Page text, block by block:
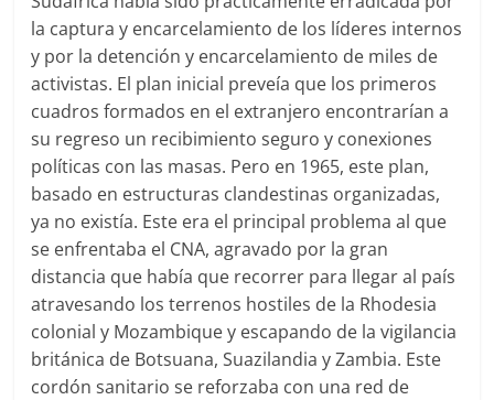
la captura y encarcelamiento de los líderes internos
y por la detención y encarcelamiento de miles de
activistas. El plan inicial preveía que los primeros
cuadros formados en el extranjero encontrarían a
su regreso un recibimiento seguro y conexiones
políticas con las masas. Pero en 1965, este plan,
basado en estructuras clandestinas organizadas,
ya no existía. Este era el principal problema al que
se enfrentaba el CNA, agravado por la gran
distancia que había que recorrer para llegar al país
atravesando los terrenos hostiles de la Rhodesia
colonial y Mozambique y escapando de la vigilancia
británica de Botsuana, Suazilandia y Zambia. Este
cordón sanitario se reforzaba con una red de